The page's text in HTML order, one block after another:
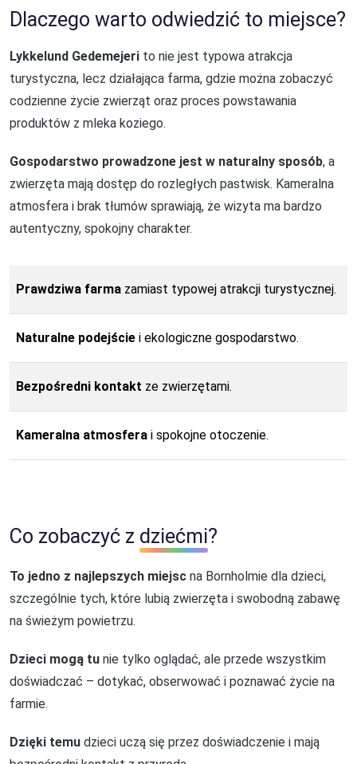
Dlaczego warto odwiedzić to miejsce?
Lykkelund Gedemejeri to nie jest typowa atrakcja
turystyczna, lecz działająca farma, gdzie można zobaczyć
codzienne życie zwierząt oraz proces powstawania
produktów z mleka koziego.
Gospodarstwo prowadzone jest w naturalny sposób, a
zwierzęta mają dostęp do rozległych pastwisk. Kameralna
atmosfera i brak tłumów sprawiają, że wizyta ma bardzo
autentyczny, spokojny charakter.
Prawdziwa farma zamiast typowej atrakcji turystycznej.
Naturalne podejście i ekologiczne gospodarstwo.
Bezpośredni kontakt ze zwierzętami.
Kameralna atmosfera i spokojne otoczenie.
Co zobaczyć z dziećmi?
To jedno z najlepszych miejsc na Bornholmie dla dzieci,
szczególnie tych, które lubią zwierzęta i swobodną zabawę
na świeżym powietrzu.
Dzieci mogą tu nie tylko oglądać, ale przede wszystkim
doświadczać – dotykać, obserwować i poznawać życie na
farmie.
Dzięki temu dzieci uczą się przez doświadczenie i mają